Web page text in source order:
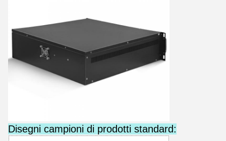
Disegni campioni di prodotti standard: